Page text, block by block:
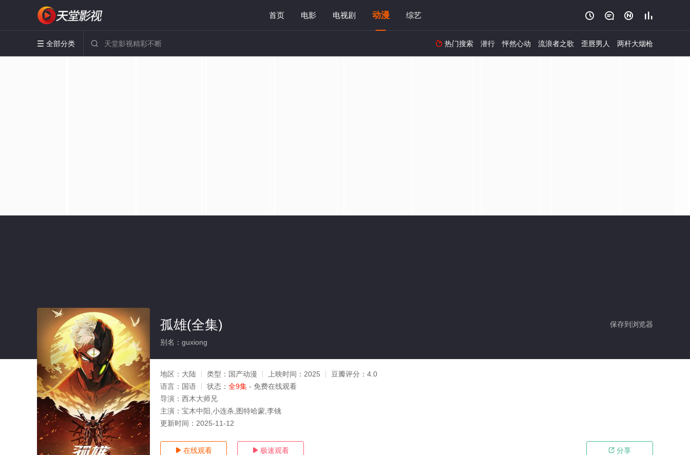
首页 电影 电视剧 动漫 综艺    
 全部分类   热门搜索 潜行 怦然心动 流浪者之歌 歪唇男人 两杆大烟枪
保存到浏览器
孤雄(全集)
别名：guxiong
地区： 大陆 类型： 国产动漫 上映时间： 2025 豆瓣评分： 4.0
语言： 国语 状态： 全9集 - 免费在线观看
导演： 西木大师兄
主演： 宝木中阳,小连杀,图特哈蒙,李铫
更新时间： 2025-11-12
 在线观看  极速观看  分享